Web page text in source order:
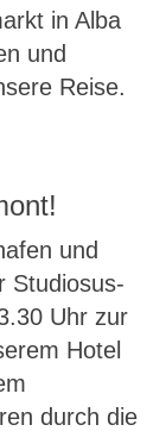
in Alba
und
Reise.
und
Studiosus-
Uhr zur
Hotel
durch die